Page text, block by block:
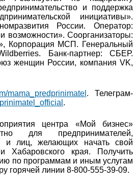
и поддержка
инициативы».
России. Оператор:
Соорганизаторы:
Корпорация МСП. Генеральный
Банк-партнер: СБЕР.
женщин России, компания VK,
mama_predprinimatel . Телеграм-
.
центра «Мой бизнес»
для предпринимателей,
и лиц, желающих начать свой
Хабаровского края. Получить
по программам и иным услугам
горячей линии 8-800-555-39-09.